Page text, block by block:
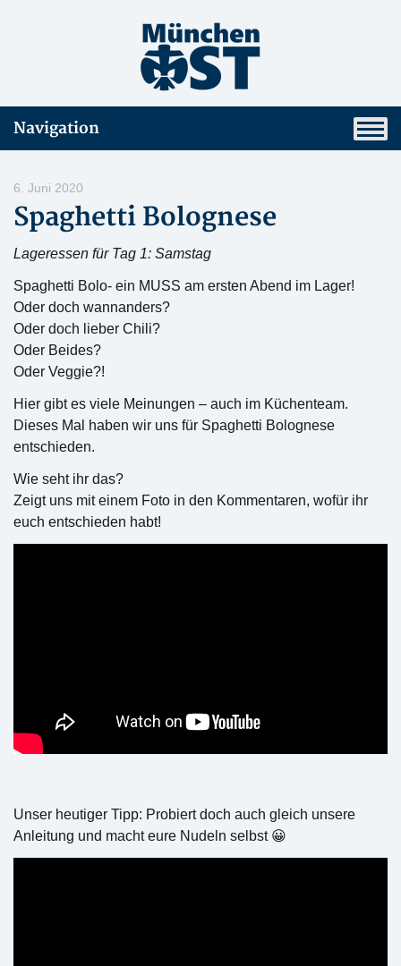
Navigation
6. Juni 2020
Spaghetti Bolognese
Lageressen für Tag 1: Samstag
Spaghetti Bolo- ein MUSS am ersten Abend im Lager!
Oder doch wannanders?
Oder doch lieber Chili?
Oder Beides?
Oder Veggie?!
Hier gibt es viele Meinungen – auch im Küchenteam.
Dieses Mal haben wir uns für Spaghetti Bolognese
entschieden.
Wie seht ihr das?
Zeigt uns mit einem Foto in den Kommentaren, wofür ihr
euch entschieden habt!
Unser heutiger Tipp: Probiert doch auch gleich unsere
Anleitung und macht eure Nudeln selbst 😀